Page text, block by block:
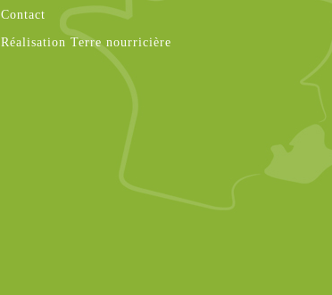
Contact
Réalisation Terre nourricière